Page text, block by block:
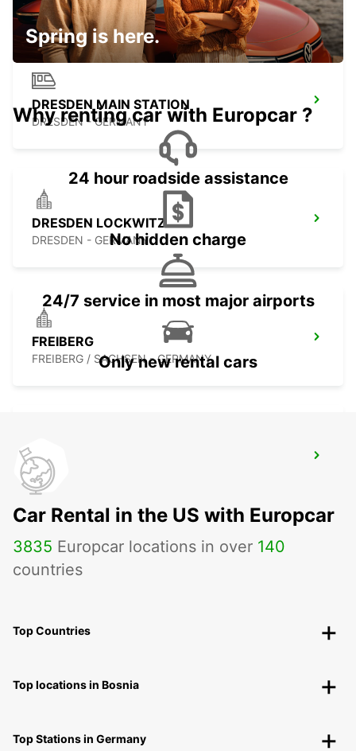
DRESDEN - GERMANY
DRESDEN MAIN STATION
DRESDEN - GERMANY
DRESDEN LOCKWITZ
DRESDEN - GERMANY
FREIBERG
FREIBERG / SACHSEN - GERMANY
BERLIN BRANDENBURG AIRPORT
BERLIN - GERMANY
Spring is here.
Why renting car with Europcar ?
24 hour roadside assistance
No hidden charge
24/7 service in most major airports
Only new rental cars
Car Rental in the US with Europcar
3835 Europcar locations in over 140
countries
Top Countries
Top locations in Bosnia
Top Stations in Germany